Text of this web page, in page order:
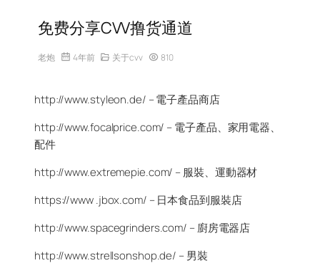
免费分享CVV撸货通道
老炮 4年前 关于cvv 810
http://www.styleon.de/ – 電子產品商店
http://www.focalprice.com/ – 電子產品、家用電器、
配件
http://www.extremepie.com/ – 服裝、運動器材
https://www .jbox.com/ – 日本食品到服裝店
http://www.spacegrinders.com/ – 廚房電器店
http://www.strellsonshop.de/ – 男裝